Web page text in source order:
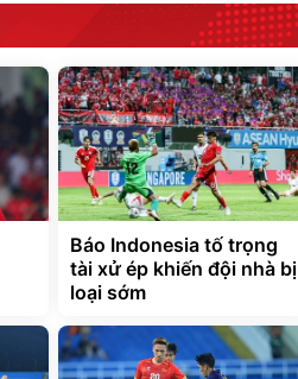
Báo Indonesia tố trọng
tài xử ép khiến đội nhà bị
loại sớm